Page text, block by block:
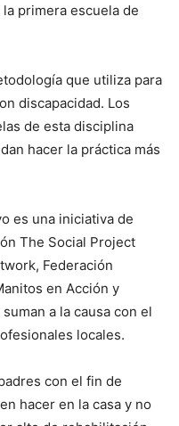
primera escuela de
que utiliza para
discapacidad. Los
de esta disciplina
hacer la práctica más
es una iniciativa de
The Social Project
Federación
en Acción y
a la causa con el
locales.
con el fin de
hacer en la casa y no